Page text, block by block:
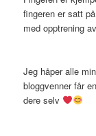
fingeren er satt
med opptrening
Jeg håper alle
bloggvenner får
dere selv